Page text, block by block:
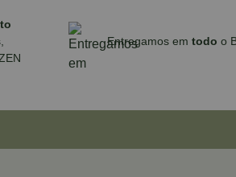
Entregamos em todo o